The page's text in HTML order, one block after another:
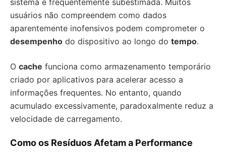
sistema é frequentemente subestimada. Muitos
usuários não compreendem como dados
aparentemente inofensivos podem comprometer o
desempenho do dispositivo ao longo do tempo.
O cache funciona como armazenamento temporário
criado por aplicativos para acelerar acesso a
informações frequentes. No entanto, quando
acumulado excessivamente, paradoxalmente reduz a
velocidade de carregamento.
Como os Resíduos Afetam a Performance